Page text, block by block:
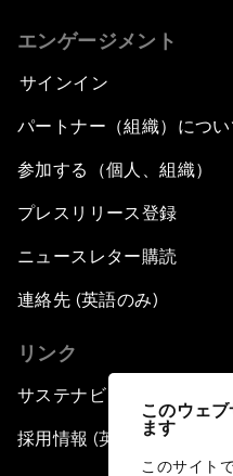
このウェ
ます
このサイト
エンゲージメント
サインイン
パートナー（組織）につい
参加する（個人、組織）
プレスリリース登録
ニュースレター購読
連絡先 (英語のみ)
リンク
サステナビリティへの取り
採用情報 (英語のみ)